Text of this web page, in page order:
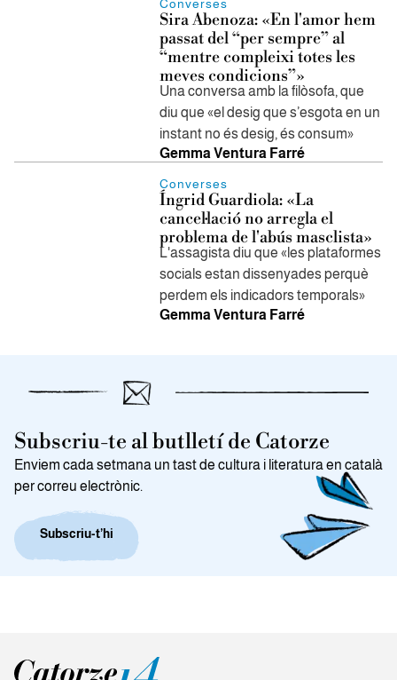
Converses
Sira Abenoza: «En l'amor hem
passat del “per sempre” al
“mentre compleixi totes les
meves condicions”»
Una conversa amb la filòsofa, que
diu que «el desig que s’esgota en un
instant no és desig, és consum»
Gemma Ventura Farré
Converses
Íngrid Guardiola: «La
cancel·lació no arregla el
problema de l'abús masclista»
L'assagista diu que «les plataformes
socials estan dissenyades perquè
perdem els indicadors temporals»
Gemma Ventura Farré
Subscriu-te al butlletí de Catorze
Enviem cada setmana un tast de cultura i literatura en català
per correu electrònic.
Subscriu-t’hi